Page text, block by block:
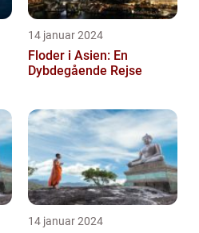
14 januar 2024
Floder i Asien: En
Dybdegående Rejse
14 januar 2024